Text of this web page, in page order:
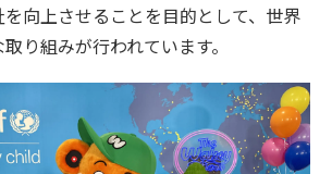
向上させることを目的として、世界
り組みが行われています。